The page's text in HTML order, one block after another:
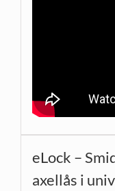
eLock –
axellås i